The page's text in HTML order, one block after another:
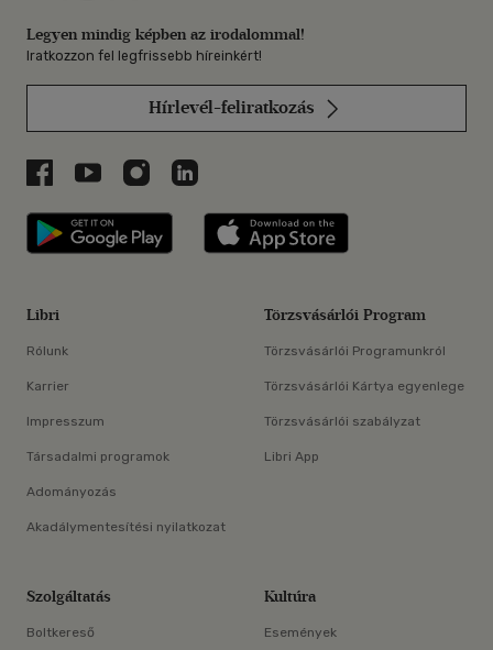
Legyen mindig képben az irodalommal!
Iratkozzon fel legfrissebb híreinkért!
Hírlevél-feliratkozás
Libri a Facebookon
Libri a Youtube-on
Libri az Instagramon
Libri a LinkedInen
Libri applikáció Szerezd meg: Google
Libri
Rólunk
Karrier
Impresszum
Társadalmi programok
Adományozás
Akadálymentesítési nyilatkozat
Törzsvásárlói Program
Törzsvásárlói Programunkról
Törzsvásárlói Kártya egyenlege
Törzsvásárlói szabályzat
Libri App
Szolgáltatás
Boltkereső
Kultúra
Események